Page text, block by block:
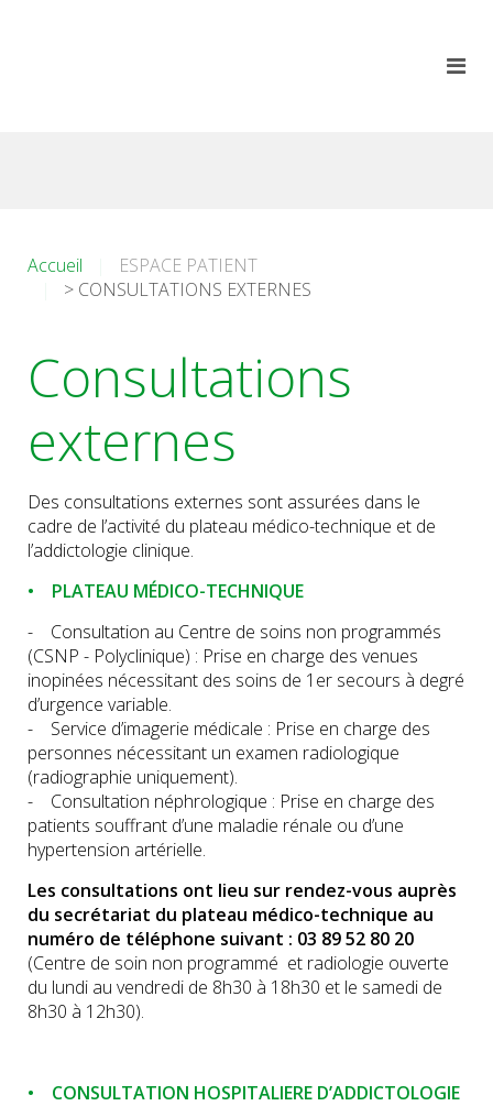
Accueil
ESPACE PATIENT
> CONSULTATIONS EXTERNES
Consultations
externes
Des consultations externes sont assurées dans le
cadre de l’activité du plateau médico-technique et de
l’addictologie clinique.
• PLATEAU MÉDICO-TECHNIQUE
- Consultation au Centre de soins non programmés
(CSNP - Polyclinique) : Prise en charge des venues
inopinées nécessitant des soins de 1er secours à degré
d’urgence variable.
- Service d’imagerie médicale : Prise en charge des
personnes nécessitant un examen radiologique
(radiographie uniquement).
- Consultation néphrologique : Prise en charge des
patients souffrant d’une maladie rénale ou d’une
hypertension artérielle.
Les consultations ont lieu sur rendez-vous auprès
du secrétariat du plateau médico-technique au
numéro de téléphone suivant : 03 89 52 80 20
(Centre de soin non programmé et radiologie ouverte
du lundi au vendredi de 8h30 à 18h30 et le samedi de
8h30 à 12h30).
• CONSULTATION HOSPITALIERE D’ADDICTOLOGIE